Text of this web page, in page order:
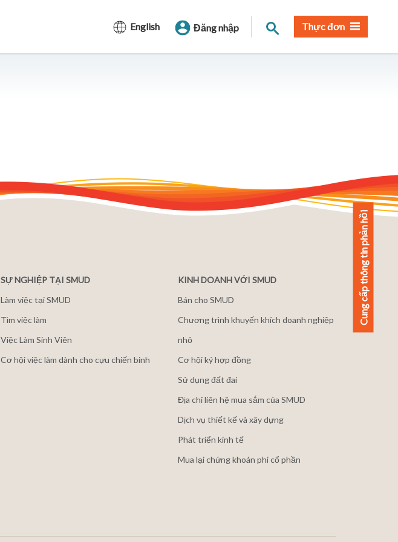
English Đăng nhập Tìm trangThực đơn
SỰ NGHIỆP TẠI SMUD
Làm việc tại SMUD
Tìm việc làm
Việc Làm Sinh Viên
Cơ hội việc làm dành cho cựu chiến binh
KINH DOANH VỚI SMUD
Bán cho SMUD
Chương trình khuyến khích doanh nghiệp
nhỏ
Cơ hội ký hợp đồng
Sử dụng đất đai
Địa chỉ liên hệ mua sắm của SMUD
Dịch vụ thiết kế và xây dựng
Phát triển kinh tế
Mua lại chứng khoán phi cổ phần
Cung cấp thông tin phản hồi